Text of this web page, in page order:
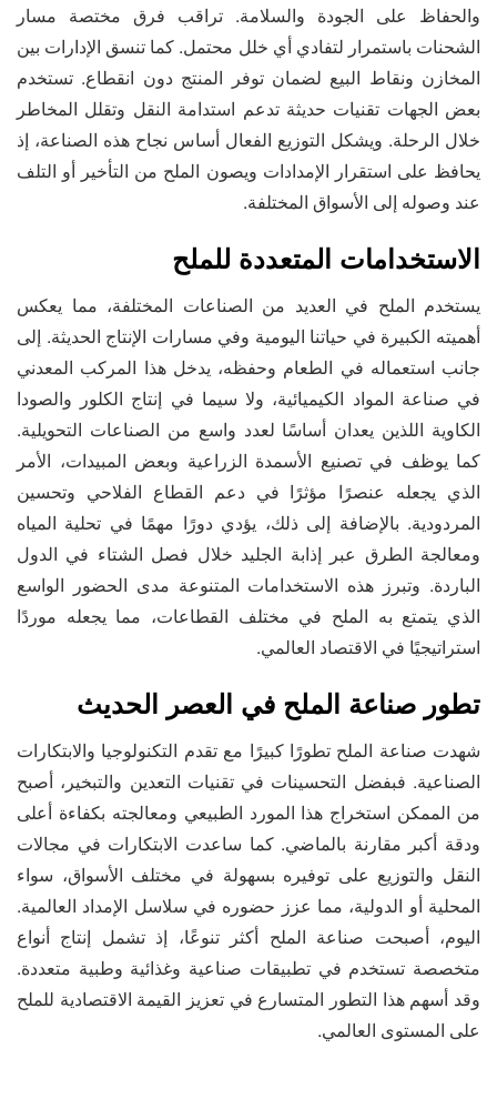
والحفاظ على الجودة والسلامة. تراقب فرق مختصة مسار
الشحنات باستمرار لتفادي أي خلل محتمل. كما تنسق الإدارات بين
المخازن ونقاط البيع لضمان توفر المنتج دون انقطاع. تستخدم
بعض الجهات تقنيات حديثة تدعم استدامة النقل وتقلل المخاطر
خلال الرحلة. ويشكل التوزيع الفعال أساس نجاح هذه الصناعة، إذ
يحافظ على استقرار الإمدادات ويصون الملح من التأخير أو التلف
عند وصوله إلى الأسواق المختلفة.
الاستخدامات المتعددة للملح
يستخدم الملح في العديد من الصناعات المختلفة، مما يعكس
أهميته الكبيرة في حياتنا اليومية وفي مسارات الإنتاج الحديثة. إلى
جانب استعماله في الطعام وحفظه، يدخل هذا المركب المعدني
في صناعة المواد الكيميائية، ولا سيما في إنتاج الكلور والصودا
الكاوية اللذين يعدان أساسًا لعدد واسع من الصناعات التحويلية.
كما يوظف في تصنيع الأسمدة الزراعية وبعض المبيدات، الأمر
الذي يجعله عنصرًا مؤثرًا في دعم القطاع الفلاحي وتحسين
المردودية. بالإضافة إلى ذلك، يؤدي دورًا مهمًا في تحلية المياه
ومعالجة الطرق عبر إذابة الجليد خلال فصل الشتاء في الدول
الباردة. وتبرز هذه الاستخدامات المتنوعة مدى الحضور الواسع
الذي يتمتع به الملح في مختلف القطاعات، مما يجعله موردًا
استراتيجيًا في الاقتصاد العالمي.
تطور صناعة الملح في العصر الحديث
شهدت صناعة الملح تطورًا كبيرًا مع تقدم التكنولوجيا والابتكارات
الصناعية. فبفضل التحسينات في تقنيات التعدين والتبخير، أصبح
من الممكن استخراج هذا المورد الطبيعي ومعالجته بكفاءة أعلى
ودقة أكبر مقارنة بالماضي. كما ساعدت الابتكارات في مجالات
النقل والتوزيع على توفيره بسهولة في مختلف الأسواق، سواء
المحلية أو الدولية، مما عزز حضوره في سلاسل الإمداد العالمية.
اليوم، أصبحت صناعة الملح أكثر تنوعًا، إذ تشمل إنتاج أنواع
متخصصة تستخدم في تطبيقات صناعية وغذائية وطبية متعددة.
وقد أسهم هذا التطور المتسارع في تعزيز القيمة الاقتصادية للملح
على المستوى العالمي.